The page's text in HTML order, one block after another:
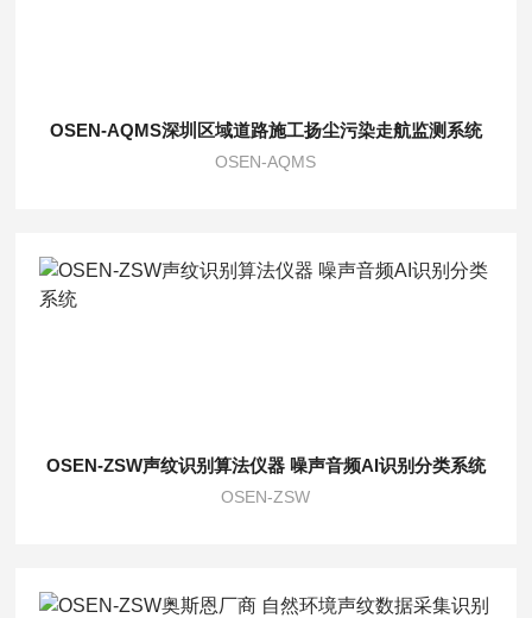
OSEN-AQMS深圳区域道路施工扬尘污染走航监测系统
OSEN-AQMS
OSEN-ZSW声纹识别算法仪器 噪声音频AI识别分类系统
OSEN-ZSW